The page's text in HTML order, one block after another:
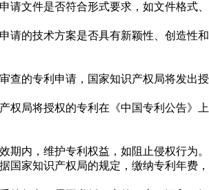
文件是否符合形式要求，如文件格式、
的技术方案是否具有新颖性、创造性和
的专利申请，国家知识产权局将发出授
局将授权的专利在《中国专利公告》上
内，维护专利权益，如阻止侵权行为。
家知识产权局的规定，缴纳专利年费，